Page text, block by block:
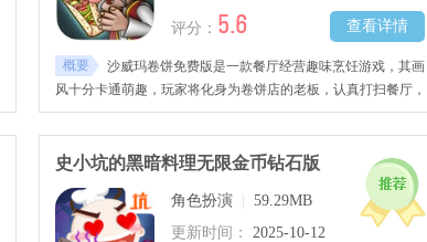
查看详情
评分： 5.6
概要
沙威玛卷饼免费版是一款餐厅经营趣味烹饪游戏，其画
风十分卡通萌趣，玩家将化身为卷饼店的老板，认真打扫餐厅，
装修不同主题风格的餐厅，收集各种食物、原材料、调味品等进
行制作，烹饪出每一位顾客满意的口味佳肴，赚取钱财将你的卷
饼店做大做强，感兴趣的玩家千万不要错过哦！
史小坑的黑暗料理无限金币钻石版
角色扮演
59.29MB
更新时间：
2025-10-12